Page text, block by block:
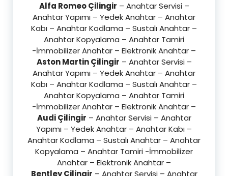
Alfa Romeo Çilingir – Anahtar Servisi –
Anahtar Yapımı – Yedek Anahtar – Anahtar
Kabı – Anahtar Kodlama – Sustalı Anahtar –
Anahtar Kopyalama – Anahtar Tamiri
-İmmobilizer Anahtar – Elektronik Anahtar –
Aston Martin Çilingir – Anahtar Servisi –
Anahtar Yapımı – Yedek Anahtar – Anahtar
Kabı – Anahtar Kodlama – Sustalı Anahtar –
Anahtar Kopyalama – Anahtar Tamiri
-İmmobilizer Anahtar – Elektronik Anahtar –
Audi Çilingir – Anahtar Servisi – Anahtar
Yapımı – Yedek Anahtar – Anahtar Kabı –
Anahtar Kodlama – Sustalı Anahtar – Anahtar
Kopyalama – Anahtar Tamiri -İmmobilizer
Anahtar – Elektronik Anahtar –